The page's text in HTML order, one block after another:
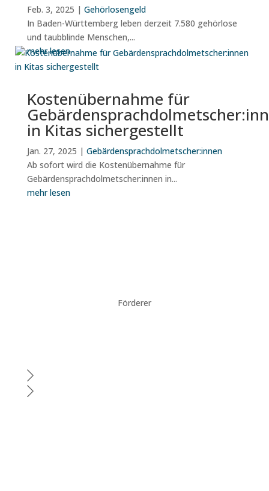
Feb. 3, 2025 | Gehörlosengeld
In Baden-Württemberg leben derzeit 7.580 gehörlose
und taubblinde Menschen,...
mehr lesen
Kostenübernahme für
in Kitas sichergestellt
Jan. 27, 2025 | Gebärdensprachdolmetscher:innen
Ab sofort wird die Kostenübernahme für
Gebärdensprachdolmetscher:innen in...
mehr lesen
Förderer